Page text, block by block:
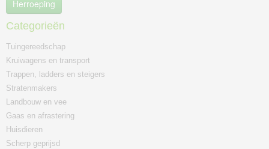
Herroeping
Categorieën
Tuingereedschap
Kruiwagens en transport
Trappen, ladders en steigers
Stratenmakers
Landbouw en vee
Gaas en afrastering
Huisdieren
Scherp geprijsd